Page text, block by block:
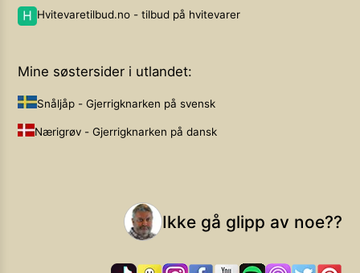
Hvitevaretilbud.no - tilbud på hvitevarer
Mine søstersider i utlandet:
Snåljåp - Gjerrigknarken på svensk
Nærigrøv - Gjerrigknarken på dansk
Ikke gå glipp av noe??